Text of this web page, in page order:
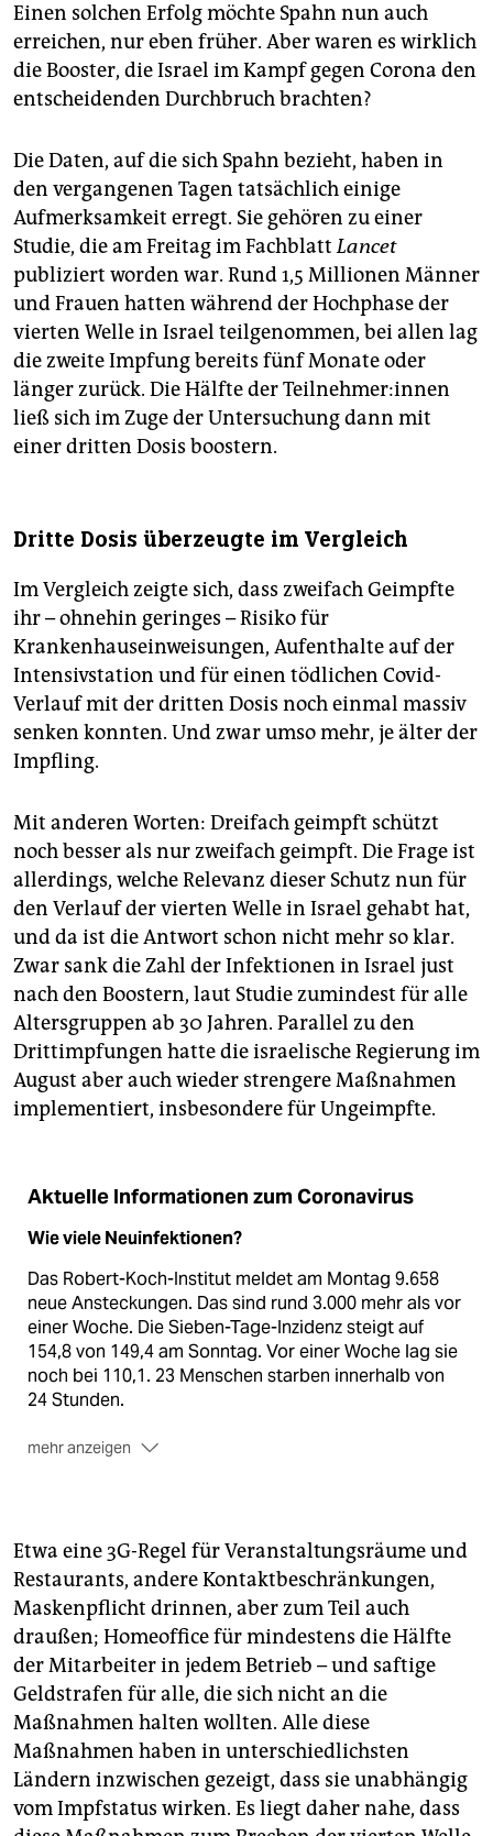
Einen solchen Erfolg möchte Spahn nun auch
erreichen, nur eben früher. Aber waren es wirklich
die Booster, die Israel im Kampf gegen Corona den
entscheidenden Durchbruch brachten?
Die Daten, auf die sich Spahn bezieht, haben in
den vergangenen Tagen tatsächlich einige
Aufmerksamkeit erregt. Sie gehören zu einer
Studie, die am Freitag im FachblattLancet
publiziert worden war. Rund 1,5 Millionen Männer
und Frauen hatten während der Hochphase der
vierten Welle in Israel teilgenommen, bei allen lag
die zweite Impfung bereits fünf Monate oder
länger zurück. Die Hälfte der Teil­neh­me­r:in­nen
ließ sich im Zuge der Untersuchung dann mit
einer dritten Dosis boostern.
Dritte Dosis überzeugte im Vergleich
Im Vergleich zeigte sich, dass zweifach Geimpfte
ihr – ohnehin geringes – Risiko für
Krankenhauseinweisungen, Aufenthalte auf der
Intensivstation und für einen tödlichen Covid-
Verlauf mit der dritten Dosis noch einmal massiv
senken konnten. Und zwar umso mehr, je älter der
Impfling.
Mit anderen Worten: Dreifach geimpft schützt
noch besser als nur zweifach geimpft. Die Frage ist
allerdings, welche Relevanz dieser Schutz nun für
den Verlauf der vierten Welle in Israel gehabt hat,
und da ist die Antwort schon nicht mehr so klar.
Zwar sank die Zahl der Infektionen in Israel just
nach den Boostern, laut Studie zumindest für alle
Altersgruppen ab 30 Jahren. Parallel zu den
Drittimpfungen hatte die israelische Regierung im
August aber auch wieder strengere Maßnahmen
implementiert, insbesondere für Ungeimpfte.
Aktuelle Informationen zum Coronavirus
Wie viele Neuinfektionen?
Das Robert-Koch-Institut meldet am Montag 9.658
neue Ansteckungen. Das sind rund 3.000 mehr als vor
einer Woche. Die Sieben-Tage-­Inzidenz steigt auf
154,8 von 149,4 am Sonntag. Vor einer Woche lag sie
noch bei 110,1. 23 Menschen starben innerhalb von
24 Stunden.
mehr anzeigen
3,5 an. Bei Menschen über 60 Jahren liegt dieser Wert
bei 7,7. Am Montag waren 2.058 Menschen in
intensivmedizinischer Behandlung.
Wie viele Menschen sind geimpft?
Am Montag sind in Deutschland 66,7 Prozent
vollständig geimpft. 69,4 Prozent der Bevölkerung
haben mindestens eine Impfdosis erhalten.
Wer sollte sich nochmal impfen?
Die Ständige Impfkommission empfiehlt die
Auffrischungsimpfung für Menschen ab 70
Etwa eine 3G-Regel für Veranstaltungsräume und
Restaurants, andere Kontaktbeschränkungen,
Maskenpflicht drinnen, aber zum Teil auch
draußen; Homeoffice für mindestens die Hälfte
der Mitarbeiter in jedem Betrieb – und saftige
Geldstrafen für alle, die sich nicht an die
Maßnahmen halten wollten. Alle diese
Maßnahmen haben in unterschiedlichsten
Ländern inzwischen gezeigt, dass sie unabhängig
vom Impfstatus wirken. Es liegt daher nahe, dass